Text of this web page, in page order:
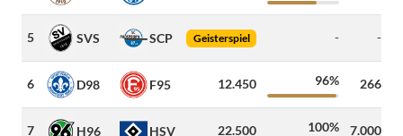
5 SVS SCP Geisterspiel - -
6 D98 F95 12.450 96% 266
7 H96 HSV 22.500 100% 7.000